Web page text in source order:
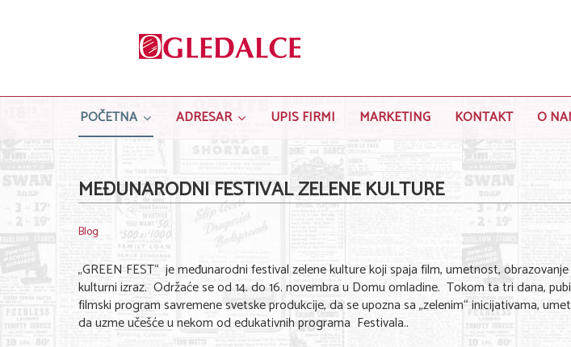
POČETNA ADRESAR UPIS FIRMI MARKETING KONTAKT O
MEĐUNARODNI FESTIVAL ZELENE KULTURE
Blog
„GREEN FEST“ je međunarodni festival zelene kulture koji spaja film, umetnost,
kulturni izraz. Održaće se od 14. do 16. novembra u Domu omladine. Tokom ta tri dana,
filmski program savremene svetske produkcije, da se upozna sa „zelenim“ inicijativama,
da uzme učešće u nekom od edukativnih programa Festivala..